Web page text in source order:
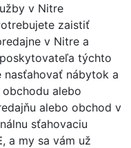
v Nitre
zaistiť
v Nitre a
týchto
nasťahovať nábytok a
alebo
alebo obchod v
sťahovaciu
, a my sa vám už